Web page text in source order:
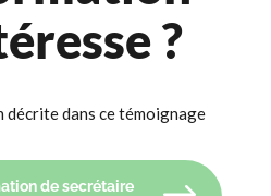
?
dans ce témoignage
de secrétaire